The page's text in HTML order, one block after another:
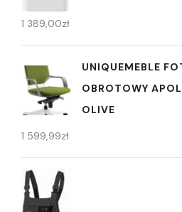
1 389,00zł
UNIQUEMEBLE
OBROTOWY
OLIVE
1 599,99zł